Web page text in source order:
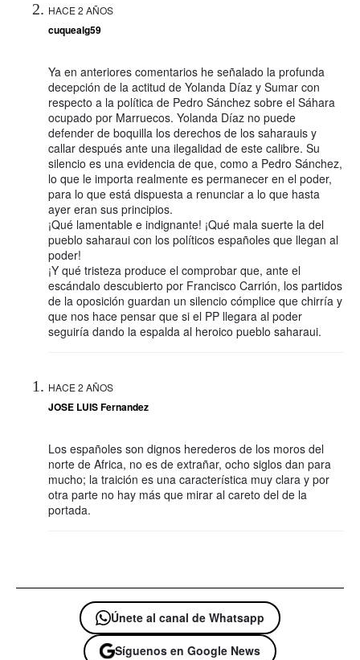
HACE 2 AÑOS
cuquealg59
Ya en anteriores comentarios he señalado la profunda
decepción de la actitud de Yolanda Díaz y Sumar con
respecto a la política de Pedro Sánchez sobre el Sáhara
ocupado por Marruecos. Yolanda Díaz no puede
defender de boquilla los derechos de los saharauis y
callar después ante una ilegalidad de este calibre. Su
silencio es una evidencia de que, como a Pedro Sánchez,
lo que le importa realmente es permanecer en el poder,
para lo que está dispuesta a renunciar a lo que hasta
ayer eran sus principios.
¡Qué lamentable e indignante! ¡Qué mala suerte la del
pueblo saharaui con los políticos españoles que llegan al
poder!
¡Y qué tristeza produce el comprobar que, ante el
escándalo descubierto por Francisco Carrión, los partidos
de la oposición guardan un silencio cómplice que chirría y
que nos hace pensar que si el PP llegara al poder
seguiría dando la espalda al heroico pueblo saharaui.
HACE 2 AÑOS
JOSE LUIS Fernandez
Los españoles son dignos herederos de los moros del
norte de Africa, no es de extrañar, ocho siglos dan para
mucho; la traición es una característica muy clara y por
otra parte no hay más que mirar al careto del de la
portada.
Únete al canal de Whatsapp
Síguenos en Google News